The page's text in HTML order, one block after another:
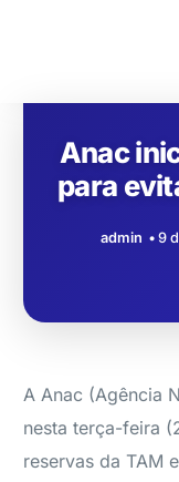
Anac
para
admin 9
A Anac (Agência
nesta terça-feira
reservas da TAM